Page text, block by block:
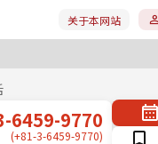
关于本网站
6459-9770
(+81-3-6459-9770)